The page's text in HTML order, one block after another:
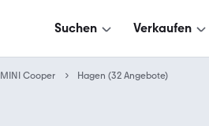
Suchen Verkaufen
MINI Cooper Hagen (32 Angebote)